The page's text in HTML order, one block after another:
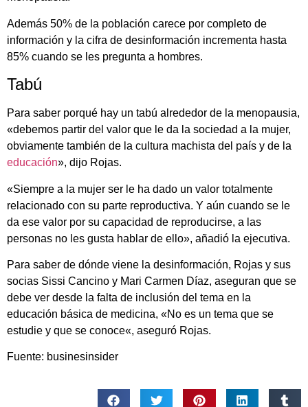
Además 50% de la población carece por completo de
información y la cifra de desinformación incrementa hasta
85% cuando se les pregunta a hombres.
Tabú
Para saber porqué hay un tabú alrededor de la menopausia,
«debemos partir del valor que le da la sociedad a la mujer,
obviamente también de la cultura machista del país y de la
educación», dijo Rojas.
«Siempre a la mujer ser le ha dado un valor totalmente
relacionado con su parte reproductiva. Y aún cuando se le
da ese valor por su capacidad de reproducirse, a las
personas no les gusta hablar de ello», añadió la ejecutiva.
Para saber de dónde viene la desinformación, Rojas y sus
socias Sissi Cancino y Mari Carmen Díaz, aseguran que se
debe ver desde la falta de inclusión del tema en la
educación básica de medicina, «No es un tema que se
estudie y que se conoce«, aseguró Rojas.
Fuente: businesinsider